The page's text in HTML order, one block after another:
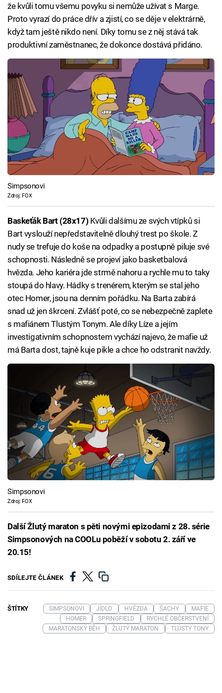
že kvůli tomu všemu povyku si nemůže užívat s Marge.
Proto vyrazí do práce dřív a zjistí, co se děje v elektrárně,
když tam ještě nikdo není. Díky tomu se z něj stává tak
produktivní zaměstnanec, že dokonce dostává přidáno.
Simpsonovi
Zdroj: FOX
Baskeťák Bart (28x17) Kvůli dalšímu ze svých vtípků si
Bart vyslouží nepředstavitelně dlouhý trest po škole. Z
nudy se trefuje do koše na odpadky a postupně piluje své
schopnosti. Následně se projeví jako basketbalová
hvězda. Jeho kariéra jde strmě nahoru a rychle mu to taky
stoupá do hlavy. Hádky s trenérem, kterým se stal jeho
otec Homer, jsou na denním pořádku. Na Barta zabírá
snad už jen škrcení. Zvlášť poté, co se nebezpečně zaplete
s mafiánem Tlustým Tonym. Ale díky Líze a jejím
investigativním schopnostem vychází najevo, že mafie už
má Barta dost, tajně kuje pikle a chce ho odstranit navždy.
Simpsonovi
Zdroj: FOX
Další Žlutý maraton s pěti novými epizodami z 28. série
Simpsonových na COOLu poběží v sobotu 2. září ve
20.15!
SDÍLEJTE ČLÁNEK
ŠTÍTKY SIMPSONOVI JÍDLO HVĚZDA ŠACHY
MAFIE
HOMER
SPRINGFIELD
RYCHLÉ OBČERSTVENÍ
MARATONSKÝ BĚH
ŽLUTÝ MARATON TLUSTÝ TONY